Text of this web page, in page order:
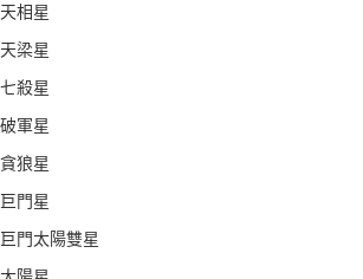
天相星
天梁星
七殺星
破軍星
貪狼星
巨門星
巨門太陽雙星